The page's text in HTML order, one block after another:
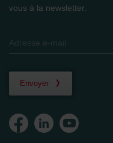
vous à la newsletter.
Envoyer